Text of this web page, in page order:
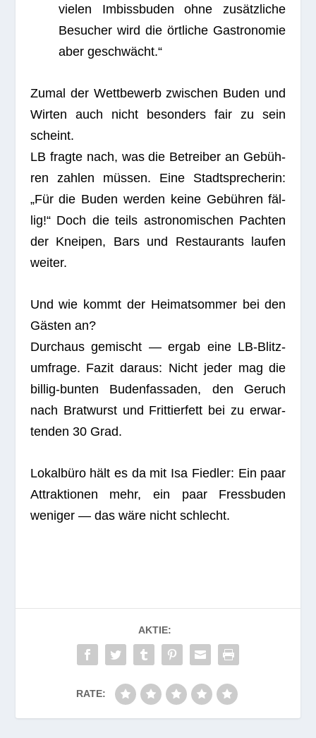
Zumal der Wett­be­werb zwi­schen Buden und
Wir­ten auch nicht beson­ders fair zu sein
scheint.
ren zah­len müs­sen. Eine Stadt­spre­che­rin:
„Für die Buden wer­den keine Gebüh­ren fäl­
lig!“ Doch die teils astro­no­mi­schen Pach­ten
der Knei­pen, Bars und Restau­rants lau­fen
weiter.
Und wie kommt der Hei­mat­som­mer bei den
Gäs­ten an?
Durch­aus gemischt — ergab eine LB-Blitz­
bil­lig-bun­ten Buden­fas­sa­den, den Geruch
nach Brat­wurst und Frit­tier­fett bei zu erwar­
ten­den 30 Grad.
Lokal­büro hält es da mit Isa Fied­ler: Ein paar
Attrak­tio­nen mehr, ein paar Fress­bu­den
weni­ger — das wäre nicht schlecht.
RATE:
Einweihung einer